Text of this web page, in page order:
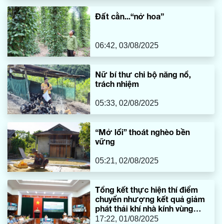
Đất cằn...“nở hoa”
06:42, 03/08/2025
Nữ bí thư chi bộ năng nổ,
trách nhiệm
05:33, 02/08/2025
“Mở lối” thoát nghèo bền
vững
05:21, 02/08/2025
Tổng kết thực hiện thí điểm
chuyển nhượng kết quả giảm
phát thải khí nhà kính vùng
Bắc Trung Bộ
17:22, 01/08/2025